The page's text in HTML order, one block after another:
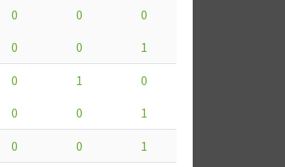
0 0
0
0 0 1
0 1
0
0 0 1
0 0 1